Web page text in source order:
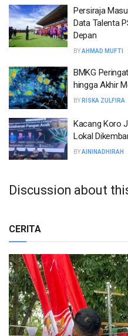
Persiraja
Data Talenta
Depan
BYAHMAD MUFTI
BMKG
hingga Akhir
BY RISKA ZULFIRA
Kacang Koro
Lokal
BYAININADHIRAH
Discussion about
CERITA